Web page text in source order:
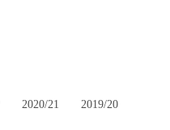
2020/21 2019/20